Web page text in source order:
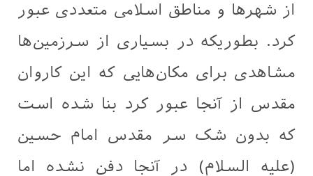
از شهرها و مناطق اسلامی متعددی عبور
کرد. بطوریکه در بسیاری از سرزمین‌ها
مشاهدی برای مکان‌هایی که این کاروان
مقدس از آنجا عبور کرد بنا شده است
که بدون شک سر مقدس امام حسین
(علیه السلام) در آنجا دفن نشده اما